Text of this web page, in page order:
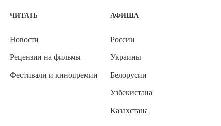
ЧИТАТЬ
Новости
Рецензии на фильмы
Фестивали и кинопремии
АФИША
России
Украины
Белорусии
Узбекистана
Казахстана